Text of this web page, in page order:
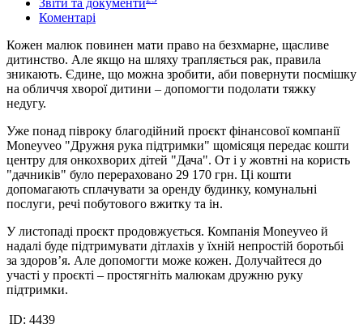
Коментарі
Кожен малюк повинен мати право на безхмарне, щасливе
дитинство. Але якщо на шляху трапляється рак, правила
зникають. Єдине, що можна зробити, аби повернути посмішку
на обличчя хворої дитини – допомогти подолати тяжку
недугу.
Уже понад півроку благодійний проєкт фінансової компанії
Moneyveo "Дружня рука підтримки" щомісяця передає кошти
центру для онкохворих дітей "Дача". От і у жовтні на користь
"дачників" було перераховано 29 170 грн. Ці кошти
допомагають сплачувати за оренду будинку, комунальні
послуги, речі побутового вжитку та ін.
У листопаді проєкт продовжується. Компанія Moneyveo й
надалі буде підтримувати дітлахів у їхній непростій боротьбі
за здоров’я. Але допомогти може кожен. Долучайтеся до
участі у проєкті – простягніть малюкам дружню руку
підтримки.
ID: 4439